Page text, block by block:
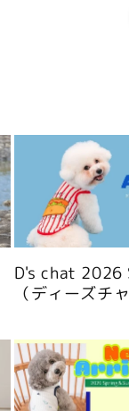
D's chat 2026
（ディーズチ